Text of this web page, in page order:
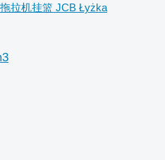
拉机挂篮 JCB Łyżka